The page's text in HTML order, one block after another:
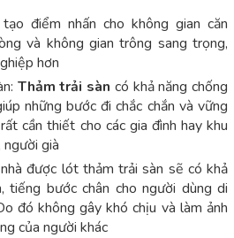
điểm nhấn cho không gian căn
và không gian trông sang trọng,
hơn
Thảm trải sàn có khả năng chống
những bước đi chắc chắn và vững
cần thiết cho các gia đình hay khu
già
được lót thảm trải sàn sẽ có khả
tiếng bước chân cho người dùng di
đó không gây khó chịu và làm ảnh
của người khác